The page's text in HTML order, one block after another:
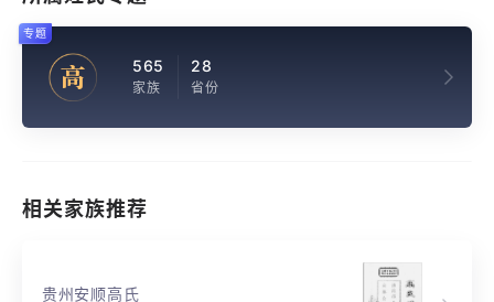
高 565
家族
28
省份
专题
相关家族推荐
贵州安顺高氏